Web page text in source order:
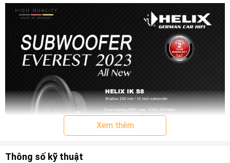
Xem thêm
Thông số kỹ thuật